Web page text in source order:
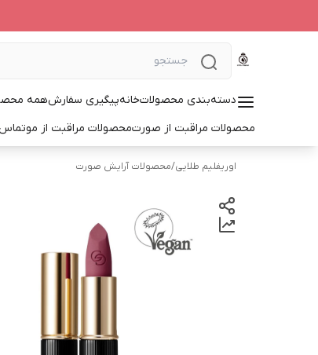
دسته‌بندی محصولاتخانهپیگیری سفارشهمه
محصولات مراقبت از صورتمحصولات مراقبت از موتماس
اوریفلیم طلایی/محصولات آرایش صورت